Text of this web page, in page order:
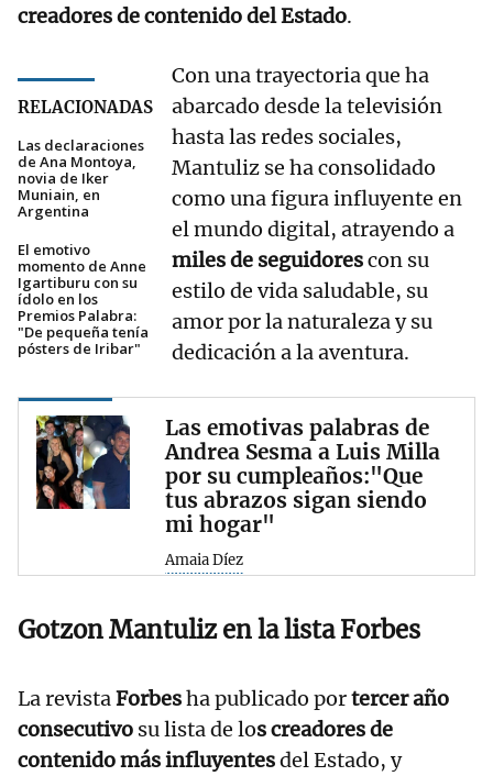
creadores de contenido del Estado.
RELACIONADAS
Las declaraciones
de Ana Montoya,
novia de Iker
Muniain, en
Argentina
El emotivo
momento de Anne
Igartiburu con su
ídolo en los
Premios Palabra:
"De pequeña tenía
pósters de Iribar"
Con una trayectoria que ha
abarcado desde la televisión
hasta las redes sociales,
Mantuliz se ha consolidado
como una figura influyente en
el mundo digital, atrayendo a
miles de seguidorescon su
estilo de vida saludable, su
amor por la naturaleza y su
dedicación a la aventura.
Las emotivas palabras de
Andrea Sesma a Luis Milla
por su cumpleaños:"Que
tus abrazos sigan siendo
mi hogar"
Amaia Díez
Gotzon Mantuliz en la lista Forbes
La revistaForbesha publicado portercer año
consecutivo su lista de los creadores de
contenido más influyentesdel Estado, y